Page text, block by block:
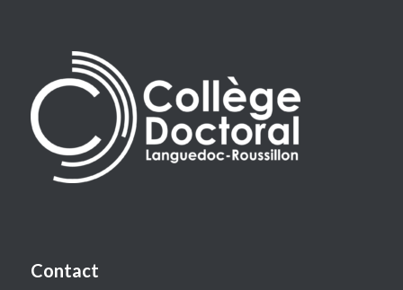
Contact